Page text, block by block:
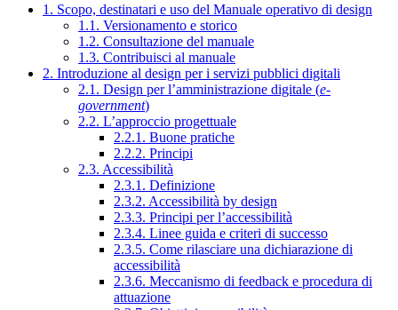
1. Scopo, destinatari e uso del Manuale operativo di design
1.1. Versionamento e storico
1.2. Consultazione del manuale
1.3. Contribuisci al manuale
2. Introduzione al design per i servizi pubblici digitali
2.1. Design per l’amministrazione digitale (e-
government)
2.2. L’approccio progettuale
2.2.1. Buone pratiche
2.2.2. Principi
2.3. Accessibilità
2.3.1. Definizione
2.3.2. Accessibilità by design
2.3.3. Principi per l’accessibilità
2.3.4. Linee guida e criteri di successo
2.3.5. Come rilasciare una dichiarazione di
accessibilità
2.3.6. Meccanismo di feedback e procedura di
attuazione